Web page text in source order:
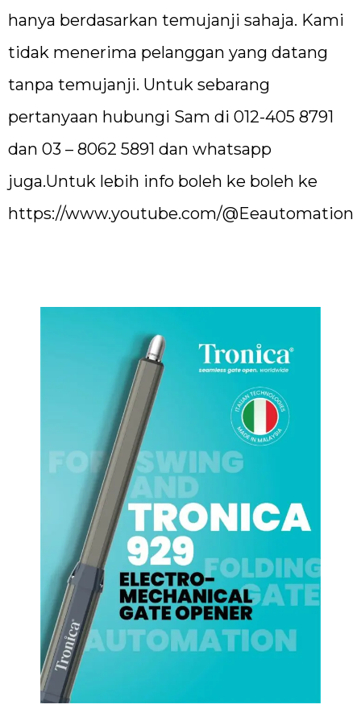
hanya berdasarkan temujanji sahaja. Kami
tidak menerima pelanggan yang datang
tanpa temujanji. Untuk sebarang
pertanyaan hubungi Sam di 012-405 8791
dan 03 – 8062 5891 dan whatsapp
juga.Untuk lebih info boleh ke boleh ke
https://www.youtube.com/@Eeautomation